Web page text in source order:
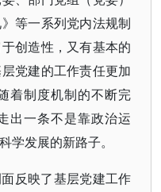
等一系列党内法规制
创造性，又有基本的
党建的工作责任更加
着制度机制的不断完
出一条不是靠政治运
学发展的新路子。
反映了基层党建工作